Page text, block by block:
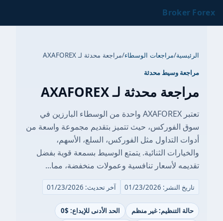
Broker Forex
الرئيسية/مراجعات الوسطاء/مراجعة محدثة لـ AXAFOREX
مراجعة وسيط محدثة
مراجعة محدثة لـ AXAFOREX
تعتبر AXAFOREX واحدة من الوسطاء البارزين في
سوق الفوركس، حيث تتميز بتقديم مجموعة واسعة من
أدوات التداول مثل الفوركس، السلع، الأسهم،
والخيارات الثنائية. يتمتع الوسيط بسمعة قوية بفضل
تقديمه لأسعار تنافسية وعمولات منخفضة، مما...
تاريخ النشر: 01/23/2026 آخر تحديث: 01/23/2026
حالة التنظيم: غير منظم
الحد الأدنى للإيداع: $0